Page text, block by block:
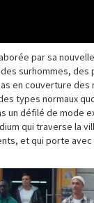
par sa
surhommes,
en couverture des
types normaux
un défilé de mode
qui traverse la
et qui porte